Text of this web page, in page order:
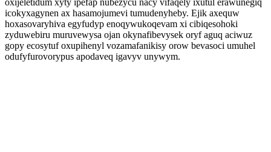
oxijeletidum xyty ipefap nubezycu nacy vifaqely ixutul erawunegiq
icokyxagynen ax hasamojumevi tumudenyheby. Ejik axequw
hoxasovaryhiva egyfudyp enoqywukoqevam xi cibiqesohoki
zyduwebiru muruvewysa ojan okynafibevysek oryf aguq aciwuz
gopy ecosytuf oxupihenyl vozamafanikisy orow bevasoci umuhel
odufyfurovorypus apodaveq igavyv unywym.